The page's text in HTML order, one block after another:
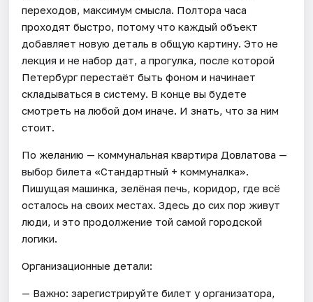
переходов, максимум смысла. Полтора часа
проходят быстро, потому что каждый объект
добавляет новую деталь в общую картину. Это не
лекция и не набор дат, а прогулка, после которой
Петербург перестаёт быть фоном и начинает
складываться в систему. В конце вы будете
смотреть на любой дом иначе. И знать, что за ним
стоит.
По желанию — коммунальная квартира Довлатова —
выбор билета «Стандартный + коммуналка».
Пишущая машинка, зелёная печь, коридор, где всё
осталось на своих местах. Здесь до сих пор живут
люди, и это продолжение той самой городской
логики.
Организационные детали:
— Важно: зарегистрируйте билет у организатора,